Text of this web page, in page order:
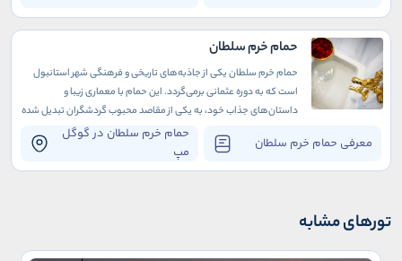
حمام خرم سلطان
معرفی حمام خرم سلطان
حمام خرم سلطان در گوگل
مپ
حمام خرم سلطان یکی از جاذبه‌های تاریخی و فرهنگی شهر استانبول
است که به دوره عثمانی برمی‌گردد. این حمام با معماری زیبا و
داستان‌های جذاب خود، به یکی از مقاصد محبوب گردشگران تبدیل شده
تورهای مشابه